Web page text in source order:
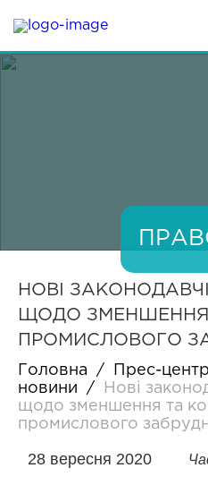
НОВІ ЗАКОНОДАВЧІ
ЩОДО
ПРОМИСЛОВОГО
Головна / Прес-центр
новини
/
Нові
щодо зменшення та
промислового
28 вересня 2020